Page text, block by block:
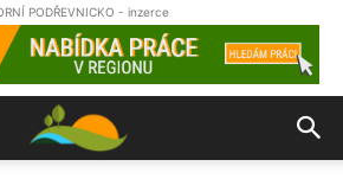
PODŘEVNICKO - inzerce